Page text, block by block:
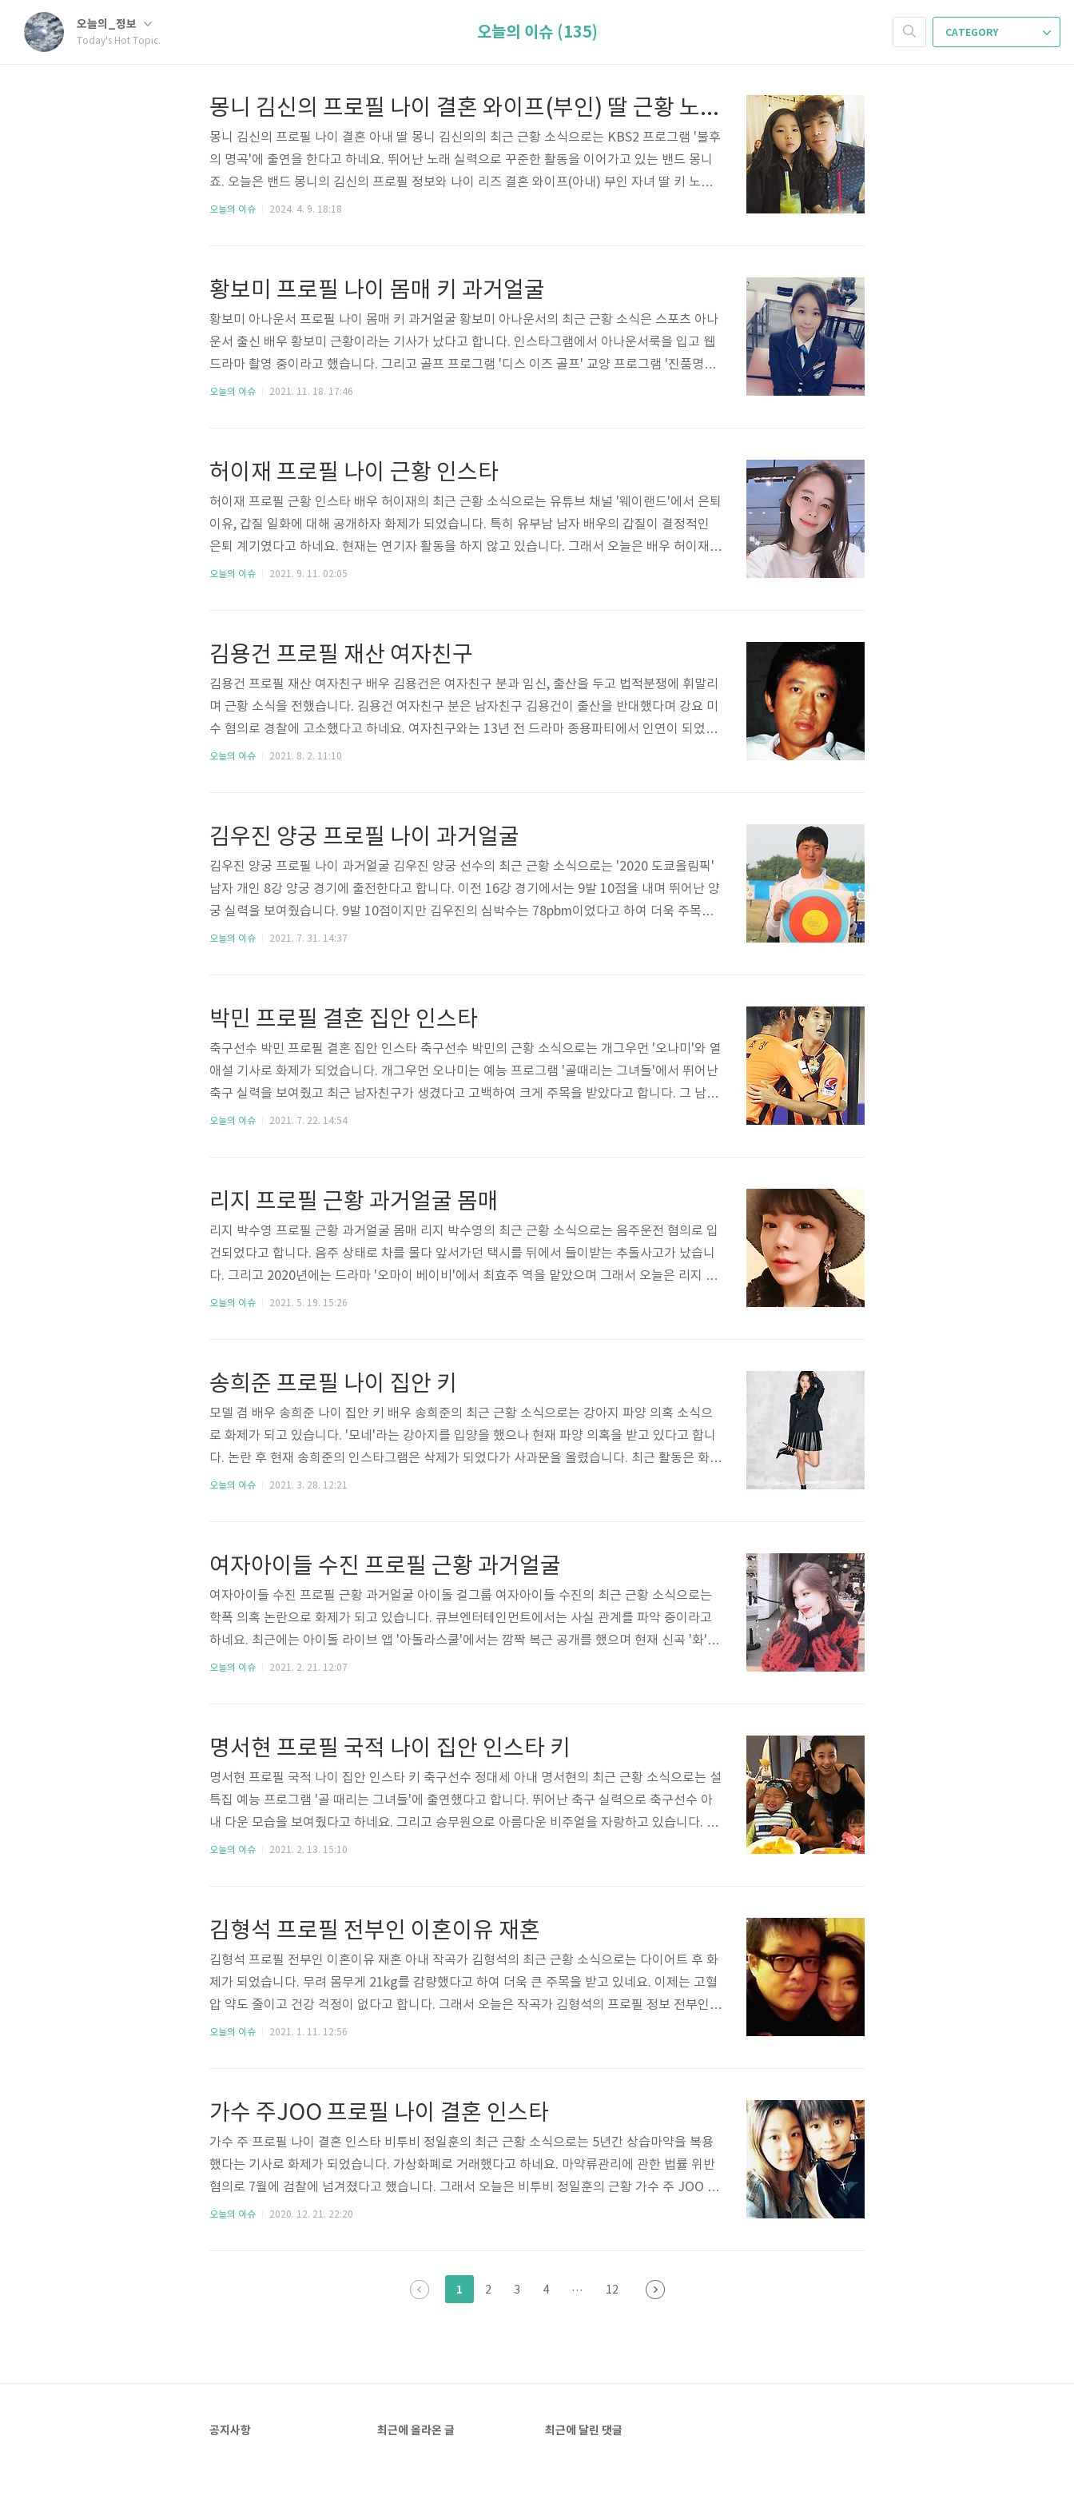
오늘의_정보
Today's Hot Topic.
CATEGORY
오늘의 이슈 (135)
몽니 김신의 프로필 나이 결혼 와이프(부인) 딸 근황 노래 키
몽니 김신의 프로필 나이 결혼 아내 딸 몽니 김신의의 최근 근황 소식으로는 KBS2 프로그램 '불후
의 명곡'에 출연을 한다고 하네요. 뛰어난 노래 실력으로 꾸준한 활동을 이어가고 있는 밴드 몽니
죠. 오늘은 밴드 몽니의 김신의 프로필 정보와 나이 리즈 결혼 와이프(아내) 부인 자녀 딸 키 노래
수상 등 다양한 정보와 과거 데뷔 초 사진이 궁금해져서 살펴봤습니다. 그럼 밑에서 훈훈한 인스타
부인, ..
오늘의 이슈 2024. 4. 9. 18:18
황보미 프로필 나이 몸매 키 과거얼굴
황보미 아나운서 프로필 나이 몸매 키 과거얼굴 황보미 아나운서의 최근 근황 소식은 스포츠 아나
운서 출신 배우 황보미 근황이라는 기사가 났다고 합니다. 인스타그램에서 아나운서룩을 입고 웹
드라마 촬영 중이라고 했습니다. 그리고 골프 프로그램 '디스 이즈 골프' 교양 프로그램 '진품명
품'에 나왔다고 하네요. 그래서 오늘은 황보미 아나운서의 프로필 정보 나이 몸매 키 과거얼굴 등
은 단국대학교 영어영문학과이며 경력 사항은 2..
오늘의 이슈 2021. 11. 18. 17:46
허이재 프로필 나이 근황 인스타
허이재 프로필 근황 인스타 배우 허이재의 최근 근황 소식으로는 유튜브 채널 '웨이랜드'에서 은퇴
이유, 갑질 일화에 대해 공개하자 화제가 되었습니다. 특히 유부남 남자 배우의 갑질이 결정적인
은퇴 계기였다고 하네요. 현재는 연기자 활동을 하지 않고 있습니다. 그래서 오늘은 배우 허이재의
프로필 정보 나이 결혼 남편 근황 인스타 등 다양한 정보와 과거 데뷔 초 사진이 궁금해져서 살펴
교, 배화여자 고등학교, 동..
오늘의 이슈 2021. 9. 11. 02:05
김용건 프로필 재산 여자친구
김용건 프로필 재산 여자친구 배우 김용건은 여자친구 분과 임신, 출산을 두고 법적분쟁에 휘말리
며 근황 소식을 전했습니다. 김용건 여자친구 분은 남자친구 김용건이 출산을 반대했다며 강요 미
수 혐의로 경찰에 고소했다고 하네요. 여자친구와는 13년 전 드라마 종용파티에서 인연이 되었고
나이차이 39살 차이라고 합니다. 그래서 오늘은 배우 김용건의 프로필 정보 재산 리즈 여자친구
들 김영훈이 있습니다. 그리고 학력 사..
오늘의 이슈 2021. 8. 2. 11:10
김우진 양궁 프로필 나이 과거얼굴
김우진 양궁 프로필 나이 과거얼굴 김우진 양궁 선수의 최근 근황 소식으로는 '2020 도쿄올림픽'
남자 개인 8강 양궁 경기에 출전한다고 합니다. 이전 16강 경기에서는 9발 10점을 내며 뛰어난 양
궁 실력을 보여줬습니다. 9발 10점이지만 김우진의 심박수는 78pbm이었다고 하여 더욱 주목을
받고 있네요. '수면쿵야'라는 별명도 생겼습니다. 그래서 오늘은 김우진 양궁 선수의 프로필 정보
고향 지역은 충청북도 옥천군이..
오늘의 이슈 2021. 7. 31. 14:37
박민 프로필 결혼 집안 인스타
축구선수 박민 프로필 결혼 집안 인스타 축구선수 박민의 근황 소식으로는 개그우먼 '오나미'와 열
애설 기사로 화제가 되었습니다. 개그우먼 오나미는 예능 프로그램 '골때리는 그녀들'에서 뛰어난
축구 실력을 보여줬고 최근 남자친구가 생겼다고 고백하여 크게 주목을 받았다고 합니다. 그 남자
친구가 바로 축구선수 박민이었네요. 그래서 오늘은 축구선수 박민의 집안 인스타 등 다양한 정보
형이라고 합니다. 가족 사항은 부모님 아..
오늘의 이슈 2021. 7. 22. 14:54
리지 프로필 근황 과거얼굴 몸매
리지 박수영 프로필 근황 과거얼굴 몸매 리지 박수영의 최근 근황 소식으로는 음주운전 혐의로 입
건되었다고 합니다. 음주 상태로 차를 몰다 앞서가던 택시를 뒤에서 들이받는 추돌사고가 났습니
다. 그리고 2020년에는 드라마 '오마이 베이비'에서 최효주 역을 맡았으며 그래서 오늘은 리지 박
수영의 프로필 정보 근황 과거얼굴 몸매 등 다양한 정보와 과거 데뷔 전 사진이 궁금해져서 살펴봤
g, 혈액형 A형이라고 합니다. 가족 ..
오늘의 이슈 2021. 5. 19. 15:26
송희준 프로필 나이 집안 키
모델 겸 배우 송희준 나이 집안 키 배우 송희준의 최근 근황 소식으로는 강아지 파양 의혹 소식으
로 화제가 되고 있습니다. '모네'라는 강아지를 입양을 했으나 현재 파양 의혹을 받고 있다고 합니
다. 논란 후 현재 송희준의 인스타그램은 삭제가 되었다가 사과문을 올렸습니다. 최근 활동은 화보
촬영이라고 하네요. 그래서 오늘은 배우 송희준의 나이 집안 인스타 등 다양한 정보와 과거 데뷔
이라고 합니다. 가족 관계는 부모님 아..
오늘의 이슈 2021. 3. 28. 12:21
여자아이들 수진 프로필 근황 과거얼굴
여자아이들 수진 프로필 근황 과거얼굴 아이돌 걸그룹 여자아이들 수진의 최근 근황 소식으로는
학폭 의혹 논란으로 화제가 되고 있습니다. 큐브엔터테인먼트에서는 사실 관계를 파악 중이라고
하네요. 최근에는 아이돌 라이브 앱 '아돌라스쿨'에서는 깜짝 복근 공개를 했으며 현재 신곡 '화'가
음악방송, 음원 차트 1위를 했다고 합니다. 그래서 오늘은 여자아이들 수진의 과거얼굴 등 다양한
64cm, 몸무게 43kg, 혈액형 O형이라..
오늘의 이슈 2021. 2. 21. 12:07
명서현 프로필 국적 나이 집안 인스타 키
명서현 프로필 국적 나이 집안 인스타 키 축구선수 정대세 아내 명서현의 최근 근황 소식으로는 설
특집 예능 프로그램 '골 때리는 그녀들'에 출연했다고 합니다. 뛰어난 축구 실력으로 축구선수 아
내 다운 모습을 보여줬다고 하네요. 그리고 승무원으로 아름다운 비주얼을 자랑하고 있습니다. 그
래서 오늘은 명서현의 국적 나이 등 다양한 정보와 과거 리즈 시절 사진이 궁금해져서 살펴봤습니
습니다. 그밖에 키, 몸무게, 혈액형, 학력, ..
오늘의 이슈 2021. 2. 13. 15:10
김형석 프로필 전부인 이혼이유 재혼
김형석 프로필 전부인 이혼이유 재혼 아내 작곡가 김형석의 최근 근황 소식으로는 다이어트 후 화
제가 되었습니다. 무려 몸무게 21kg를 감량했다고 하여 더욱 큰 주목을 받고 있네요. 이제는 고혈
압 약도 줄이고 건강 걱정이 없다고 합니다. 그래서 오늘은 작곡가 김형석의 프로필 정보 전부인
이혼 재산 등 다양한 정보와 과거 젊은 시절 사진이 궁금해져서 살펴봤습니다. 그럼 밑에서 사랑스
아내 서진호, 자녀 딸 1명이 있습니..
오늘의 이슈 2021. 1. 11. 12:56
가수 주JOO 프로필 나이 결혼 인스타
가수 주 프로필 나이 결혼 인스타 비투비 정일훈의 최근 근황 소식으로는 5년간 상습마약을 복용
했다는 기사로 화제가 되었습니다. 가상화폐로 거래했다고 하네요. 마약류관리에 관한 법률 위반
혐의로 7월에 검찰에 넘겨졌다고 했습니다. 그래서 오늘은 비투비 정일훈의 근황 가수 주 JOO 결
혼 등 다양한 정보와 과거 데뷔 초 사진이 궁금해져서 살펴봤습니다. 그리고 정일훈 누나 가수 주
27살이며 고향은 서울특별시 강남구 삼성동이라고 하네요. 키 176cm, 몸무게 60kg, 혈액형 B형
입니다. 그리고 학력은 성저초등학교, 봉..
오늘의 이슈 2020. 12. 21. 22:20
1 2 3 4 ··· 12
공지사항 최근에 올라온 글 최근에 달린 댓글